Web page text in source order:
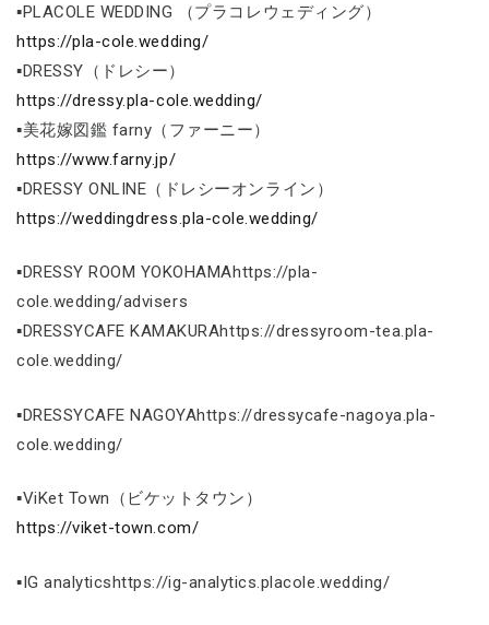
▪PLACOLE WEDDING （プラコレウェディング）
https://pla-cole.wedding/
▪DRESSY（ドレシー）
https://dressy.pla-cole.wedding/
▪美花嫁図鑑 farny（ファーニー）
https://www.farny.jp/
▪DRESSY ONLINE（ドレシーオンライン）
https://weddingdress.pla-cole.wedding/
▪DRESSY ROOM YOKOHAMAhttps://pla-
cole.wedding/advisers
▪DRESSYCAFE KAMAKURAhttps://dressyroom-tea.pla-
cole.wedding/
▪DRESSYCAFE NAGOYAhttps://dressycafe-nagoya.pla-
cole.wedding/
▪ViKet Town（ビケットタウン）
https://viket-town.com/
▪IG analyticshttps://ig-analytics.placole.wedding/